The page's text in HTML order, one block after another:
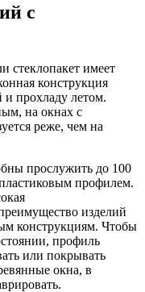
с
стеклопакет имеет
конструкция
и прохладу летом.
на окнах с
реже, чем на
прослужить до 100
профилем.
изделий
конструкциям. Чтобы
профиль
или покрывать
окна, в